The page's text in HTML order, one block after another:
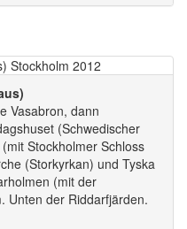
Vasabron, dann
(Schwedischer
Stockholmer Schloss
(Storkyrkan) und Tyska
(mit der
Unten der Riddarfjärden.